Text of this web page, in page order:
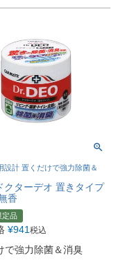
設計 置くだけで強力除菌＆
クターデオ 置きタイプ
香
定品
¥941 税込
で強力除菌＆消臭